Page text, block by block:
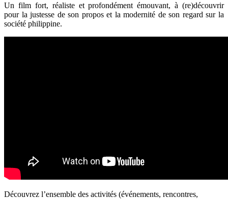
Un film fort, réaliste et profondément émouvant, à (re)découvrir
pour la justesse de son propos et la modernité de son regard sur la
société philippine.
Découvrez l’ensemble des activités (événements, rencontres,